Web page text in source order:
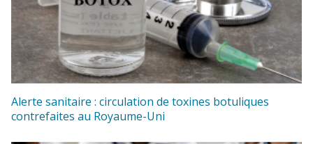
Alerte sanitaire : circulation de toxines botuliques
contrefaites au Royaume-Uni